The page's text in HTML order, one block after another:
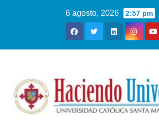
6 agosto, 2026 2:57 pm